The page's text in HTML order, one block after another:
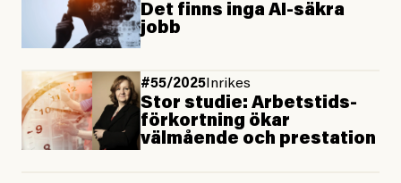
Det finns inga AI-säkra
jobb
#55/2025Inrikes
Stor studie: Arbets­tids­
för­kortning ökar
välmående och prestation